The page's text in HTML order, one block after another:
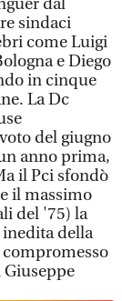
dal
sindaci
come Luigi
e Diego
in cinque
La Dc
del giugno
anno prima,
il Pci sfondò
il massimo
del '75) la
della